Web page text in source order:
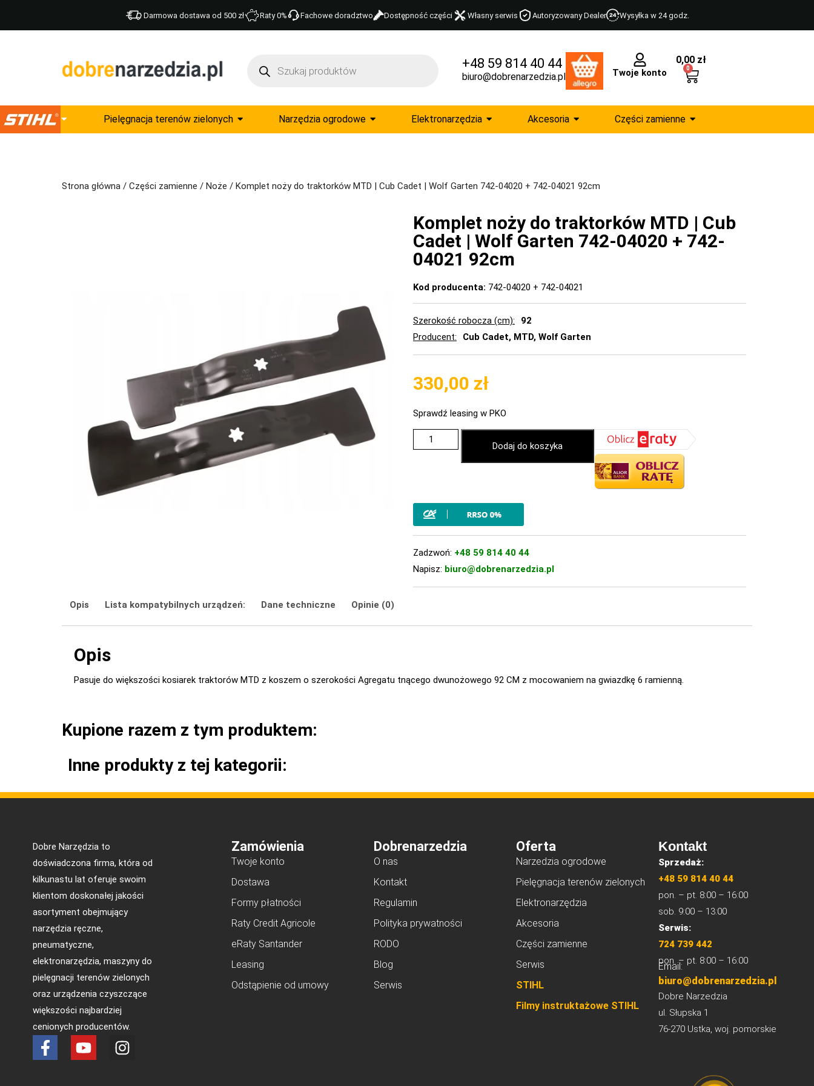
Darmowa dostawa od 500 zł Raty 0% Fachowe doradztwo Dostępność części Własny serwis Autoryzowany Dealer Wysyłka w 24 godz.
+48 59 814 40 44
biuro@dobrenarzedzia.pl Twoje konto
0,00 zł
0
Pielęgnacja terenów zielonych Narzędzia ogrodowe Elektronarzędzia Akcesoria Części zamienne
Strona główna / Części zamienne / Noże / Komplet noży do traktorków MTD | Cub Cadet | Wolf Garten 742-04020 + 742-04021 92cm
Komplet noży do traktorków MTD | Cub
Cadet | Wolf Garten 742-04020 + 742-
04021 92cm
Kod producenta: 742-04020 + 742-04021
Szerokość robocza (cm)
92
Producent
Cub Cadet, MTD, Wolf Garten
330,00 zł
Sprawdź leasing w PKO
Dodaj do koszyka
Zadzwoń: +48 59 814 40 44
Napisz: biuro@dobrenarzedzia.pl
Opis Lista kompatybilnych urządzeń: Dane techniczne Opinie (0)
Opis
Pasuje do większości kosiarek traktorów MTD z koszem o szerokości Agregatu tnącego dwunożowego 92 CM z mocowaniem na gwiazdkę 6 ramienną.
Kupione razem z tym produktem:
Inne produkty z tej kategorii:
Dobre Narzędzia to
doświadczona firma, która od
kilkunastu lat oferuje swoim
klientom doskonałej jakości
asortyment obejmujący
narzędzia ręczne,
pneumatyczne,
elektronarzędzia, maszyny do
pielęgnacji terenów zielonych
oraz urządzenia czyszczące
większości najbardziej
cenionych producentów.
Zamówienia
Twoje konto
Dostawa
Formy płatności
Raty Credit Agricole
eRaty Santander
Leasing
Odstąpienie od umowy
Dobrenarzedzia
O nas
Kontakt
Regulamin
Polityka prywatności
RODO
Blog
Serwis
Oferta
Narzedzia ogrodowe
Pielęgnacja terenów zielonych
Elektronarzędzia
Akcesoria
Części zamienne
Serwis
STIHL
Filmy instruktażowe STIHL
Kontakt
Sprzedaż:
+48 59 814 40 44
pon. – pt. 8:00 – 16:00
sob. 9:00 – 13:00
Serwis:
724 739 442
pon. – pt. 8:00 – 16:00
Email:
biuro@dobrenarzedzia.pl
Dobre Narzedzia
ul. Słupska 1
76-270 Ustka, woj. pomorskie